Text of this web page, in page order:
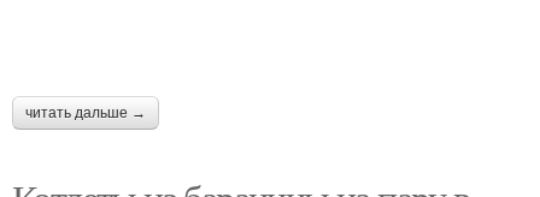
читать дальше →